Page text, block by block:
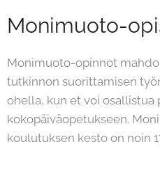
Monimuoto-
Monimuoto-opinnot
tutkinnon suorittamisen
ohella, kun et voi osallistua
kokopäiväopetukseen.
koulutuksen kesto on noin